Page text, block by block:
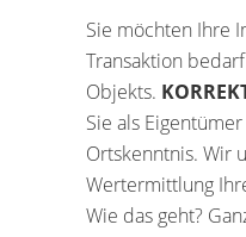
Sie möchten Ihre
Transaktion
Objekts.
Sie als
Ortskenntnis. Wir
Wertermittlung
Wie das geht?